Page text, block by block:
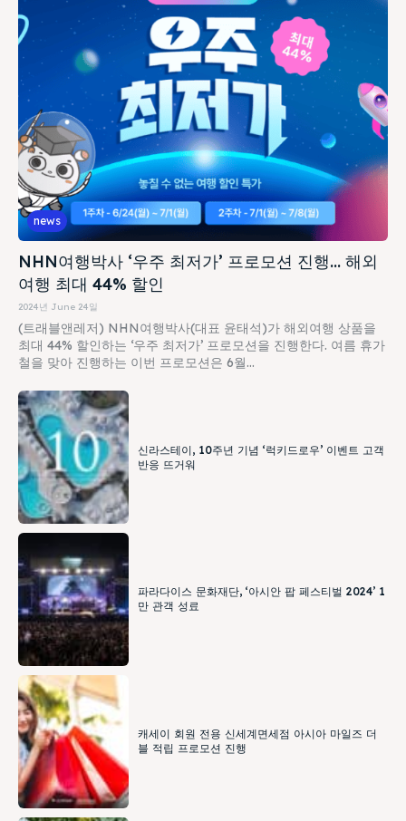
news
NHN여행박사 ‘우주 최저가’ 프로모션 진행… 해외
여행 최대 44% 할인
2024년 June 24일
(트래블앤레저) NHN여행박사(대표 윤태석)가 해외여행 상품을
최대 44% 할인하는 ‘우주 최저가’ 프로모션을 진행한다. 여름 휴가
철을 맞아 진행하는 이번 프로모션은 6월...
신라스테이, 10주년 기념 ‘럭키드로우’ 이벤트 고객
반응 뜨거워
파라다이스 문화재단, ‘아시안 팝 페스티벌 2024’ 1
만 관객 성료
캐세이 회원 전용 신세계면세점 아시아 마일즈 더
블 적립 프로모션 진행